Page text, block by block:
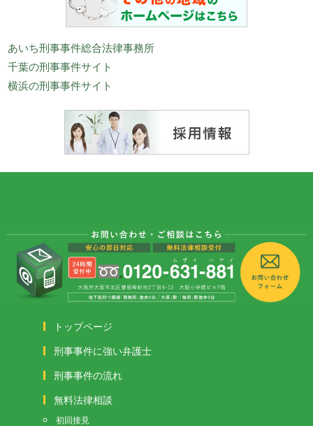
あいち刑事事件総合法律事務所
千葉の刑事事件サイト
横浜の刑事事件サイト
トップページ
刑事事件に強い弁護士
刑事事件の流れ
無料法律相談
初回接見